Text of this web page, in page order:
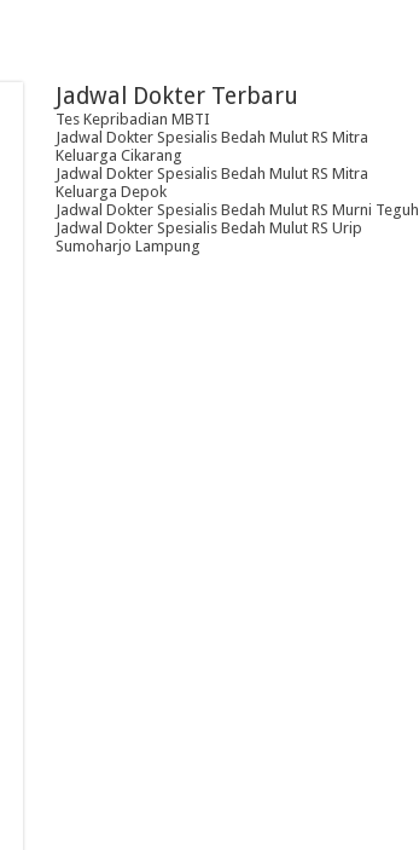
Jadwal Dokter Terbaru
Tes Kepribadian MBTI
Jadwal Dokter Spesialis Bedah Mulut RS Mitra
Keluarga Cikarang
Jadwal Dokter Spesialis Bedah Mulut RS Mitra
Keluarga Depok
Jadwal Dokter Spesialis Bedah Mulut RS Murni Teguh
Jadwal Dokter Spesialis Bedah Mulut RS Urip
Sumoharjo Lampung